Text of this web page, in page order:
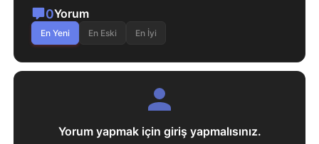
0Yorum
En Yeni En Eski En İyi
Yorum yapmak için giriş yapmalısınız.